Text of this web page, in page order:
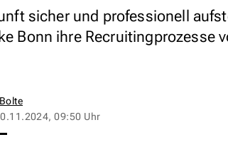
sicher und professionell
Bonn ihre Recruitingprozesse
09:50 Uhr